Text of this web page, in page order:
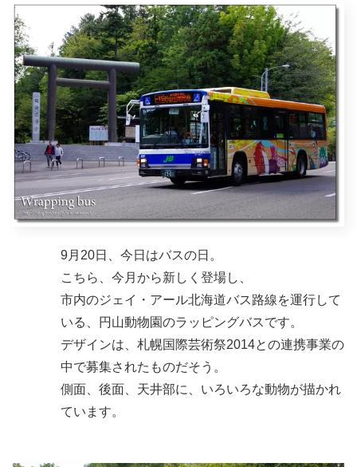
9月20日、今日はバスの日。
こちら、今月から新しく登場し、
市内のジェイ・アール北海道バス路線を運行して
いる、円山動物園のラッピングバスです。
デザインは、札幌国際芸術祭2014との連携事業の
中で募集されたものだそう。
側面、後面、天井部に、いろいろな動物が描かれ
ています。